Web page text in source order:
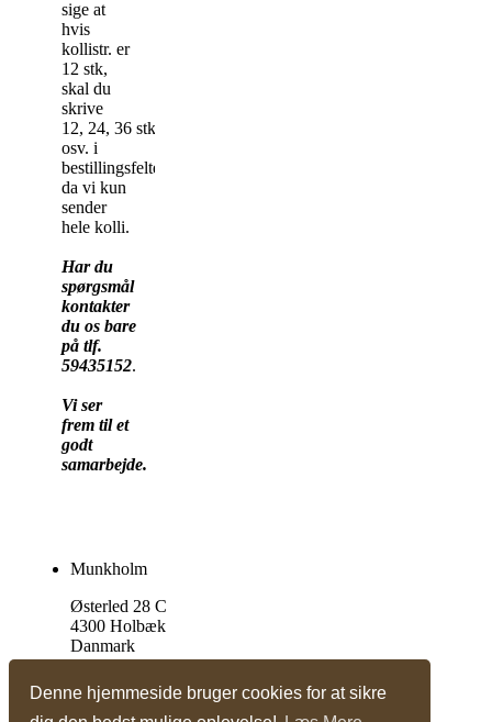
Denne hjemmeside bruger cookies for at sikre
sige at
hvis
kollistr. er
12 stk,
skal du
skrive
12, 24, 36 stk
osv. i
bestillingsfeltet,
da vi kun
sender
hele kolli.
Har du
spørgsmål
kontakter
du os bare
på tlf.
59435152.
Vi ser
frem til et
godt
samarbejde.
Munkholm
Østerled 28 C
4300 Holbæk
Danmark
Tlf. +45 59 43 51 52